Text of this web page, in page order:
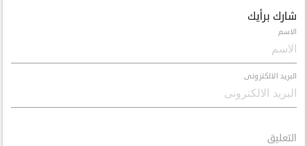
شارك برأيك
الاسم
البريد الالكترونى
التعليق